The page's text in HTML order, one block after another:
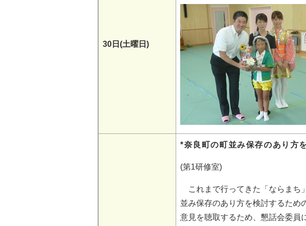
30日(土曜日)
*奈良町の町並み保存のあり方
(第1研修室)
これまで行ってきた「ならまち
並み保存のあり方を検討するため
意見を聴取するため、懇話会委員